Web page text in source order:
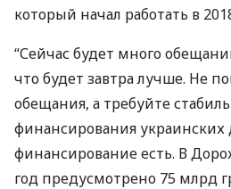
который начал работать в
“Сейчас будет много
что будет завтра лучше. Не
обещания, а требуйте
финансирования украинских
финансирование есть. В
год предусмотрено 75 млрд